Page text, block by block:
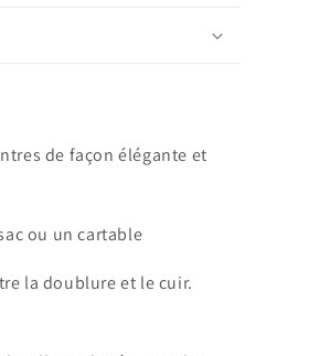
de façon élégante et
ou un cartable
la doublure et le cuir.